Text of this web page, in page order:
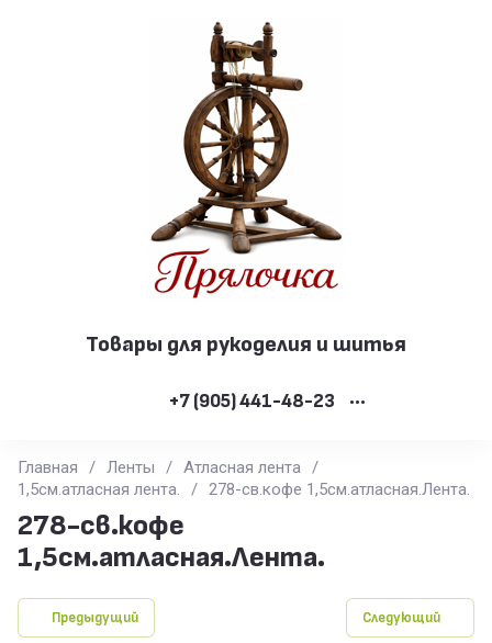
Товары для рукоделия и шитья
+7 (905) 441-48-23 •••
Главная / Ленты / Атласная лента /
1,5см.атласная лента.
/ 278-св.кофе 1,5см.атласная.Лента.
278-св.кофе
1,5см.атласная.Лента.
Предыдущий Следующий